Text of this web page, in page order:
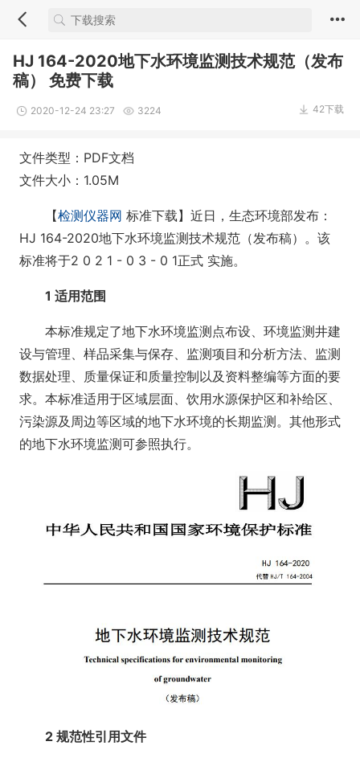
HJ 164-2020地下水环境监测技术规范（发布
稿） 免费下载
2020-12-24 23:27 3224 42下载
文件类型：PDF文档
文件大小：1.05M
【检测仪器网 标准下载】近日，生态环境部发布：
HJ 164-2020地下水环境监测技术规范（发布稿）。该
标准将于2 0 2 1 - 0 3 - 0 1正式 实施。
1 适用范围
本标准规定了地下水环境监测点布设、环境监测井建
设与管理、样品采集与保存、监测项目和分析方法、监测
数据处理、质量保证和质量控制以及资料整编等方面的要
求。本标准适用于区域层面、饮用水源保护区和补给区、
污染源及周边等区域的地下水环境的长期监测。其他形式
的地下水环境监测可参照执行。
2 规范性引用文件